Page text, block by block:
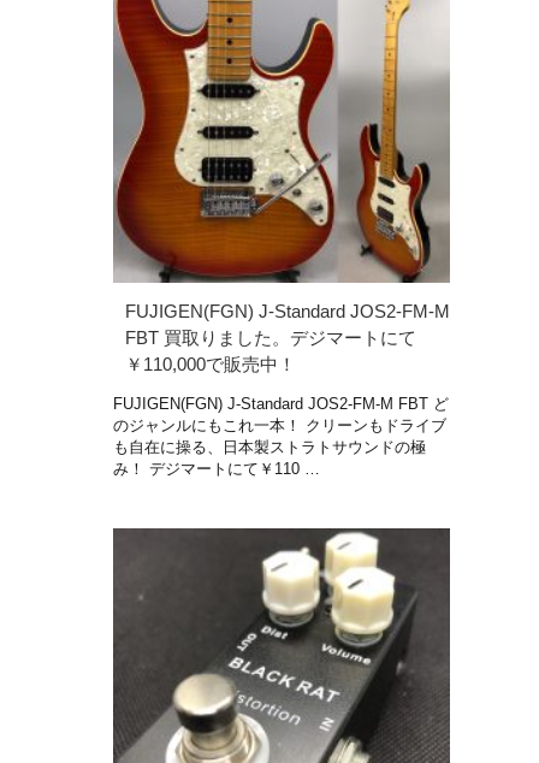
FUJIGEN(FGN) J‑Standard JOS2-FM-M
FBT 買取りました。デジマートにて
￥110,000で販売中！
FUJIGEN(FGN) J‑Standard JOS2-FM-M FBT ど
のジャンルにもこれ一本！ クリーンもドライブ
も自在に操る、日本製ストラトサウンドの極
み！ デジマートにて￥110 …